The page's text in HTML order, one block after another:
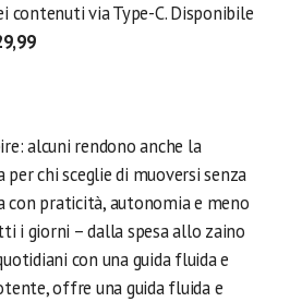
via Type-C. Disponibile
alcuni rendono anche la
per chi sceglie di muoversi senza
praticità, autonomia e meno
i giorni – dalla spesa allo zaino
con una guida fluida e
offre una guida fluida e